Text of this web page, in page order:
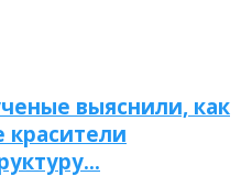
выяснили, как
красители